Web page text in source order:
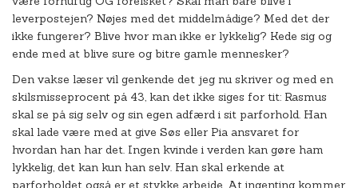
leverpostejen? Nøjes med det middelmådige? Med det der
ikke fungerer? Blive hvor man ikke er lykkelig? Kede sig og
ende med at blive sure og bitre gamle mennesker?
Den vakse læser vil genkende det jeg nu skriver og med en
skilsmisseprocent på 43, kan det ikke siges for tit: Rasmus
skal se på sig selv og sin egen adfærd i sit parforhold. Han
skal lade være med at give Søs eller Pia ansvaret for
hvordan han har det. Ingen kvinde i verden kan gøre ham
lykkelig, det kan kun han selv. Han skal erkende at
parforholdet også er et stykke arbejde. At ingenting kommer